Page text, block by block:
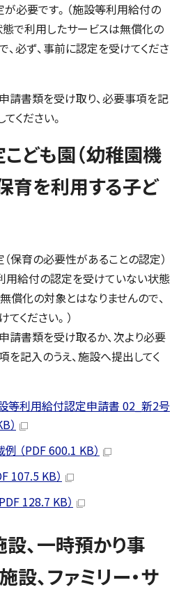
必要です。（施設等利用給付の
で利用したサービスは無償化の
、必ず、事前に認定を受けてくださ
請書類を受け取り、必要事項を記
ください。
ども園（幼稚園機
育を利用する子ど
保育の必要性があることの認定）
用給付の認定を受けていない状態
償化の対象とはなりませんので、
ください。）
請書類を受け取るか、次より必要
を記入のうえ、施設へ提出してく
等利用給付認定申請書 02_新2号
）
（PDF 600.1 KB）
107.5 KB）
128.7 KB）
、一時預かり事
設、ファミリー・サ